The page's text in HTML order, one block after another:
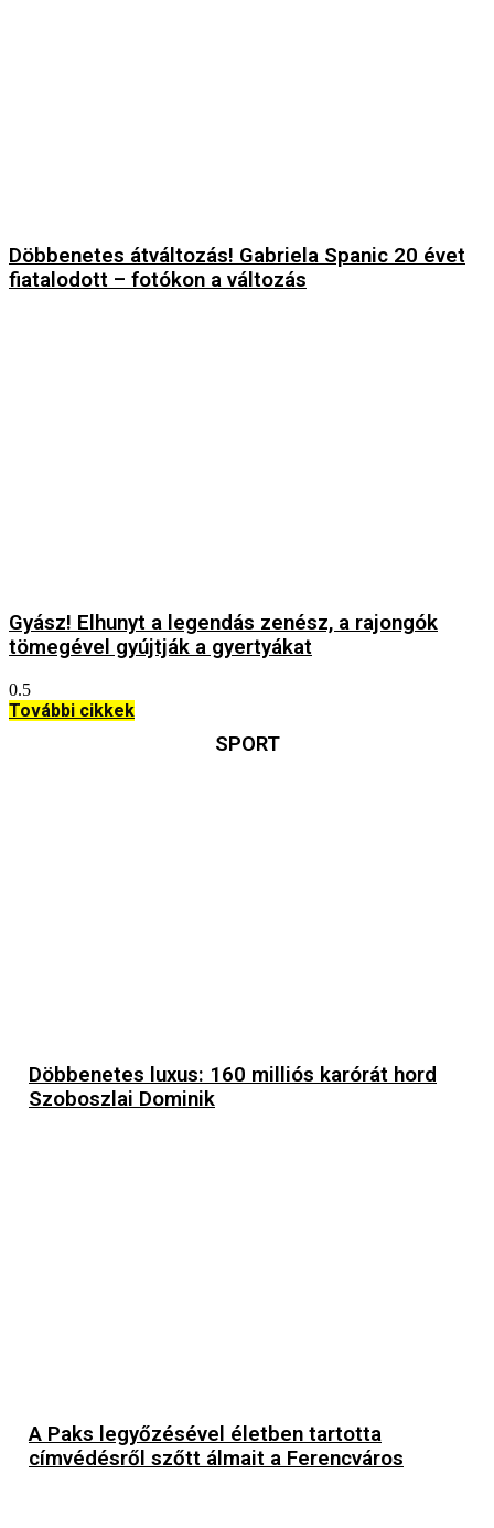
Döbbenetes átváltozás! Gabriela Spanic 20 évet
fiatalodott – fotókon a változás
Gyász! Elhunyt a legendás zenész, a rajongók
tömegével gyújtják a gyertyákat
További cikkek
SPORT
Döbbenetes luxus: 160 milliós karórát hord
Szoboszlai Dominik
A Paks legyőzésével életben tartotta
címvédésről szőtt álmait a Ferencváros